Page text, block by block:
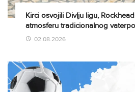
Kirci osvojili Divlju ligu,
atmosferu tradicionalnog
02.08.2026